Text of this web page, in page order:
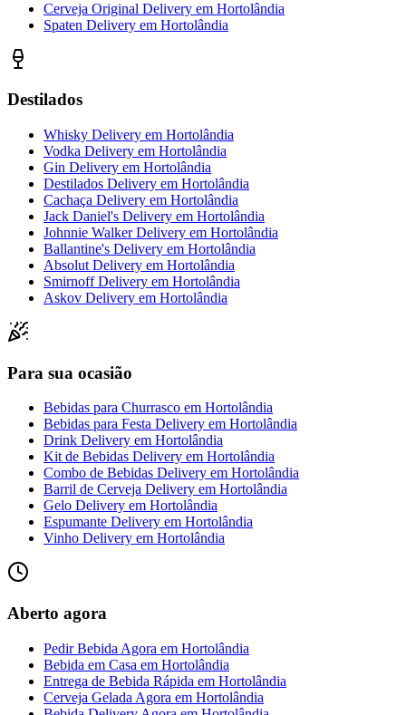
Cerveja Original Delivery em Hortolândia
Spaten Delivery em Hortolândia
Destilados
Whisky Delivery em Hortolândia
Vodka Delivery em Hortolândia
Gin Delivery em Hortolândia
Destilados Delivery em Hortolândia
Cachaça Delivery em Hortolândia
Jack Daniel's Delivery em Hortolândia
Johnnie Walker Delivery em Hortolândia
Ballantine's Delivery em Hortolândia
Absolut Delivery em Hortolândia
Smirnoff Delivery em Hortolândia
Askov Delivery em Hortolândia
Para sua ocasião
Bebidas para Churrasco em Hortolândia
Bebidas para Festa Delivery em Hortolândia
Drink Delivery em Hortolândia
Kit de Bebidas Delivery em Hortolândia
Combo de Bebidas Delivery em Hortolândia
Barril de Cerveja Delivery em Hortolândia
Gelo Delivery em Hortolândia
Espumante Delivery em Hortolândia
Vinho Delivery em Hortolândia
Aberto agora
Pedir Bebida Agora em Hortolândia
Bebida em Casa em Hortolândia
Entrega de Bebida Rápida em Hortolândia
Cerveja Gelada Agora em Hortolândia